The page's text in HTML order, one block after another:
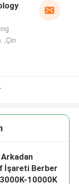
,Çin
İşareti Berber
10000K